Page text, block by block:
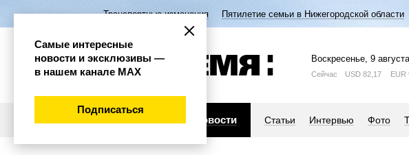
Транспортные изменения Пятилетие семьи в Нижегородской области
Воскресенье, 9
Сейчас USD 82,17 EUR
Новости Статьи Интервью Фото
Самые интересные
новости и эксклюзивы —
в нашем канале МАХ
Подписаться